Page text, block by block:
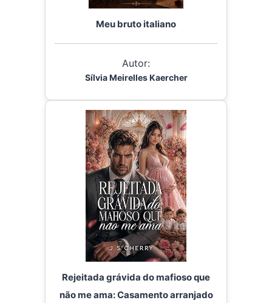
Meu bruto italiano
Autor:
Sílvia Meirelles Kaercher
Rejeitada grávida do mafioso que
não me ama: Casamento arranjado